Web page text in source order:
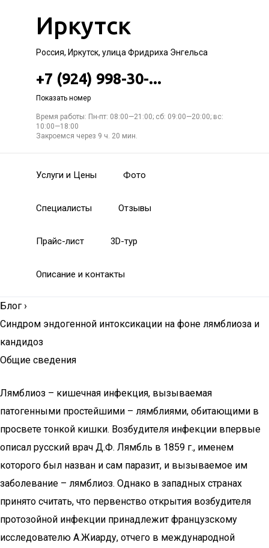
Иркутск
Россия, Иркутск, улица Фридриха Энгельса
+7 (924) 998-30-...
Показать номер
Время работы: Пн-пт: 08:00—21:00; сб: 09:00—20:00; вс:
10:00—18:00
Закроемся через 9 ч. 20 мин.
Услуги и Цены Фото
Специалисты Отзывы
Прайс-лист 3D-тур
Описание и контакты
Блог ›
Синдром эндогенной интоксикации на фоне лямблиоза и
кандидоз
Общие сведения
Лямблиоз – кишечная инфекция, вызываемая
патогенными простейшими – лямблиями, обитающими в
просвете тонкой кишки. Возбудителя инфекции впервые
описал русский врач Д.Ф. Лямбль в 1859 г., именем
которого был назван и сам паразит, и вызываемое им
заболевание – лямблиоз. Однако в западных странах
принято считать, что первенство открытия возбудителя
протозойной инфекции принадлежит французскому
исследователю А.Жиарду, отчего в международной